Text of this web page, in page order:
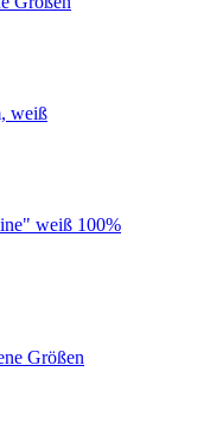
weiß
weiß 100%
Größen